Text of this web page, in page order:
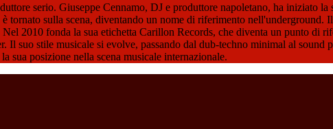
serio. Giuseppe Cennamo, DJ e produttore napoletano, ha iniziato
tornato sulla scena, diventando un nome di riferimento
2010 fonda la sua etichetta Carillon Records, che diventa un punto di
suo stile musicale si evolve, passando dal dub-techno minimal al sound
sua posizione nella scena musicale internazionale.